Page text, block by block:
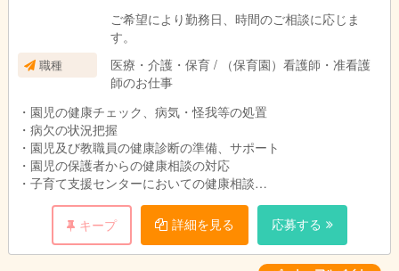
ご希望により勤務日、時間のご相談に応じま
す。
職種
医療・介護・保育 / （保育園）看護師・准看護
師のお仕事
・園児の健康チェック、病気・怪我等の処置
・病欠の状況把握
・園児及び教職員の健康診断の準備、サポート
・園児の保護者からの健康相談の対応
・子育て支援センターにおいての健康相談
・乳幼児の保育（0歳児クラス）
・その他必要な業務
キープ 詳細を見る 応募する